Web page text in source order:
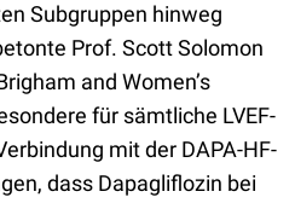
Subgruppen hinweg
Prof. Scott Solomon
and Women’s
für sämtliche LVEF-
mit der DAPA-HF-
dass Dapagliflozin bei